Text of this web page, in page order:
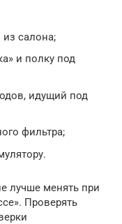
салона;
и полку под
идущий под
фильтра;
лучше менять при
Проверять